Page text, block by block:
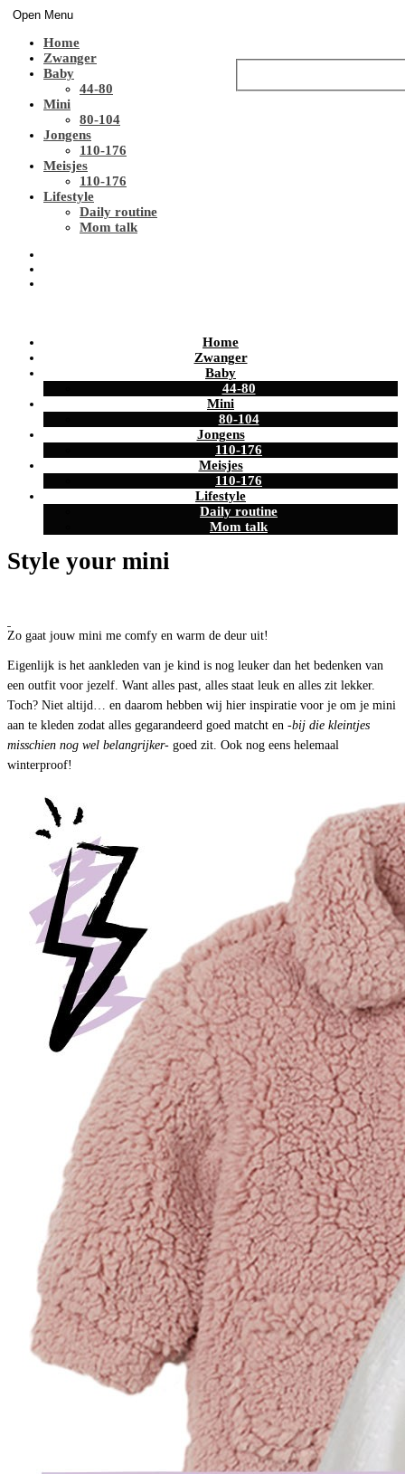
Open Menu
Home
Zwanger
Baby
44-80
Mini
80-104
Jongens
110-176
Meisjes
110-176
Lifestyle
Daily routine
Mom talk
Home
Zwanger
Baby
44-80
Mini
80-104
Jongens
110-176
Meisjes
110-176
Lifestyle
Daily routine
Mom talk
Style your mini
Zo gaat jouw mini me comfy en warm de deur uit!
Eigenlijk is het aankleden van je kind is nog leuker dan het bedenken van
een outfit voor jezelf. Want alles past, alles staat leuk en alles zit lekker.
Toch? Niet altijd… en daarom hebben wij hier inspiratie voor je om je mini
aan te kleden zodat alles gegarandeerd goed matcht en -bij die kleintjes
misschien nog wel belangrijker- goed zit. Ook nog eens helemaal
winterproof!